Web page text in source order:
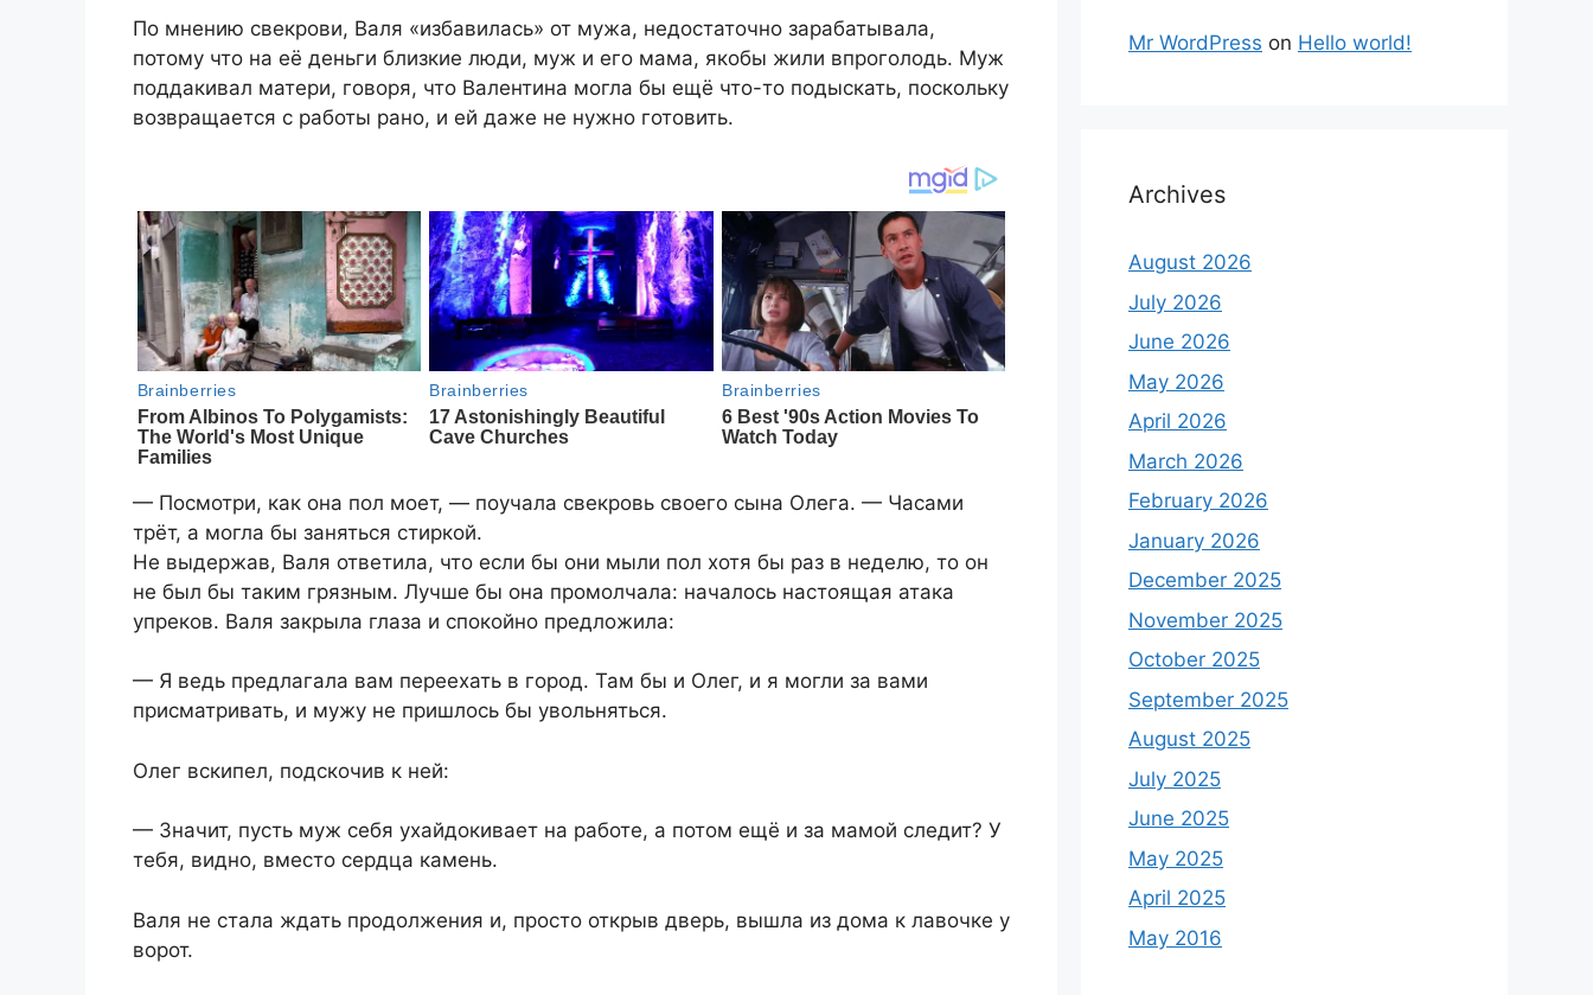
По мнению свекрови, Валя «избавилась» от мужа, недостаточно зарабатывала,
потому что на её деньги близкие люди, муж и его мама, якобы жили впроголодь. Муж
поддакивал матери, говоря, что Валентина могла бы ещё что-то подыскать, поскольку
возвращается с работы рано, и ей даже не нужно готовить.
— Посмотри, как она пол моет, — поучала свекровь своего сына Олега. — Часами
трёт, а могла бы заняться стиркой.
Не выдержав, Валя ответила, что если бы они мыли пол хотя бы раз в неделю, то он
не был бы таким грязным. Лучше бы она промолчала: началось настоящая атака
упреков. Валя закрыла глаза и спокойно предложила:
— Я ведь предлагала вам переехать в город. Там бы и Олег, и я могли за вами
присматривать, и мужу не пришлось бы увольняться.
Олег вскипел, подскочив к ней:
— Значит, пусть муж себя ухайдокивает на работе, а потом ещё и за мамой следит? У
тебя, видно, вместо сердца камень.
Валя не стала ждать продолжения и, просто открыв дверь, вышла из дома к лавочке у
ворот.
Mr WordPress on Hello world!
Archives
August 2026
July 2026
June 2026
May 2026
April 2026
March 2026
February 2026
January 2026
December 2025
November 2025
October 2025
September 2025
August 2025
July 2025
June 2025
May 2025
April 2025
May 2016